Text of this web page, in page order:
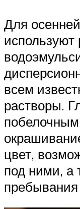
Для
используют
всем
растворы.
цвет,
под ними, а
пребывания